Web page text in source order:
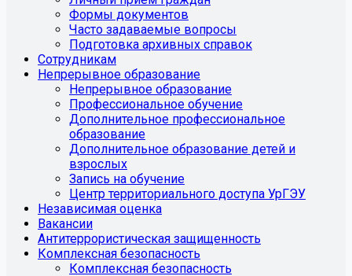
Формы документов
Часто задаваемые вопросы
Подготовка архивных справок
Сотрудникам
Непрерывное образование
Непрерывное образование
Профессиональное обучение
Дополнительное профессиональное
образование
Дополнительное образование детей и
взрослых
Запись на обучение
Центр территориального доступа УрГЭУ
Независимая оценка
Вакансии
Антитеррористическая защищенность
Комплексная безопасность
Комплексная безопасность